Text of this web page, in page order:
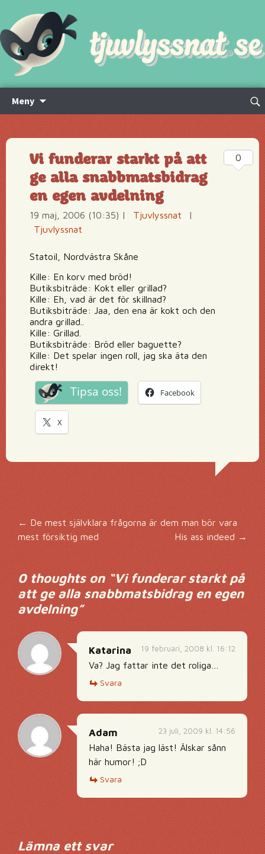
Meny
innehåll
Sök
Vi funderar starkt på att
ge alla snabbmatsbidrag
en egen avdelning
19 maj, 2006 (10:35) | Tjuvlyssnat
|
Tjuvlyssnat
Statoil, Nordvästra Skåne
Kille: En korv med bröd!
Butiksbiträde: Kokt eller grillad?
Kille: Eh, vad är det för skillnad?
Butiksbiträde: Jaa, den ena är kokt och den
andra grillad..
Kille: Grillad.
Butiksbiträde: Bröd eller baguette?
Kille: Det spelar ingen roll, jag ska äta den
direkt!
Tipsa oss! Facebook
X
0
Inläggsnavigering
←De mest självklara frågorna är dem man bör vara
mest försiktig med
His ass indeed→
0 thoughts on “Vi funderar starkt på
att ge alla snabbmatsbidrag en egen
avdelning”
19 februari, 2008 kl. 16:12
Katarina
Va? Jag fattar inte det roliga…
Svara
23 juli, 2009 kl. 14:56
Adam
Haha! Bästa jag läst! Älskar sånn
här humor! ;D
Svara
Lämna ett svar